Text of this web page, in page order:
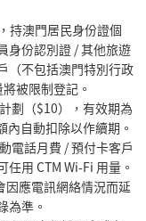
持澳門居民身份證個
身份認別證 /其他旅遊
（不包括澳門特別行政
被限制登記。
劃（$10），有效期為
自動扣除以作續期。
電話月費 / 預付卡客戶
用 CTM Wi-Fi 用量。
應電訊網絡情況而延
為準。